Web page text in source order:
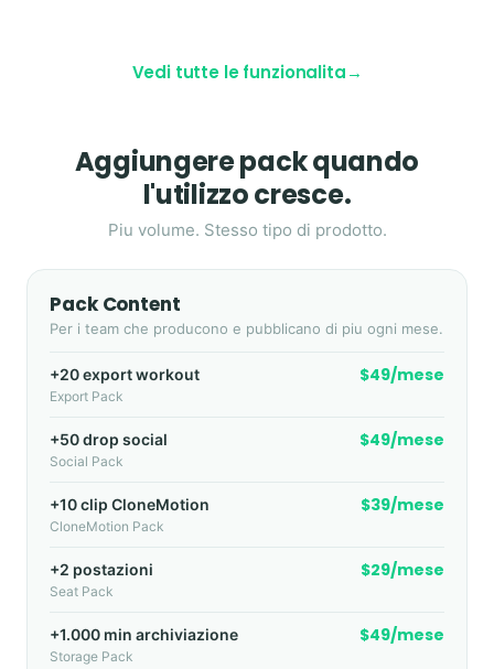
Vedi tutte le funzionalita→
Aggiungere pack quando
l'utilizzo cresce.
Piu volume. Stesso tipo di prodotto.
Pack Content
Per i team che producono e pubblicano di piu ogni mese.
+20 export workout $49/mese
Export Pack
+50 drop social $49/mese
Social Pack
+10 clip CloneMotion $39/mese
CloneMotion Pack
+2 postazioni $29/mese
Seat Pack
+1.000 min archiviazione $49/mese
Storage Pack